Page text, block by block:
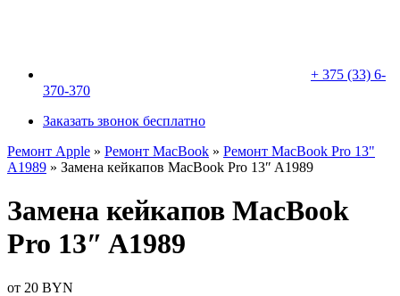
+ 375 (33) 6-
370-370
Заказать звонок бесплатно
Ремонт Apple » Ремонт MacBook » Ремонт MacBook Pro 13"
A1989 » Замена кейкапов MacBook Pro 13″ A1989
Замена кейкапов MacBook
Pro 13″ A1989
от 20 BYN